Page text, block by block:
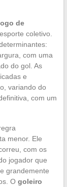
de
coletivo.
com uma
do gol. As
e
variando do
com um
menor. Ele
com os
jogador que
grandemente
O goleiro